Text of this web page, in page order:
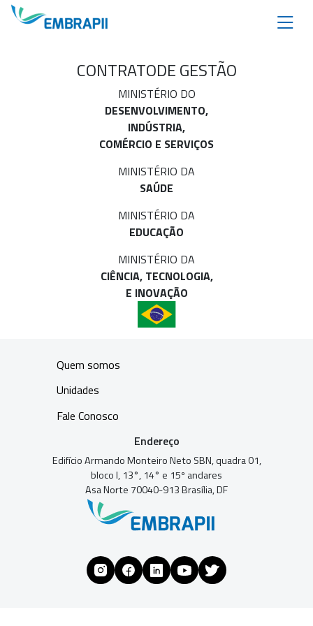
CONTRATODE GESTÃO
MINISTÉRIO DO
DESENVOLVIMENTO,
INDÚSTRIA,
COMÉRCIO E SERVIÇOS
MINISTÉRIO DA
SAÚDE
MINISTÉRIO DA
EDUCAÇÃO
MINISTÉRIO DA
CIÊNCIA, TECNOLOGIA,
E INOVAÇÃO
Quem somos
Unidades
Fale Conosco
Endereço
Edifício Armando Monteiro Neto SBN, quadra 01,
bloco I, 13°, 14° e 15º andares
Asa Norte 70040-913 Brasília, DF